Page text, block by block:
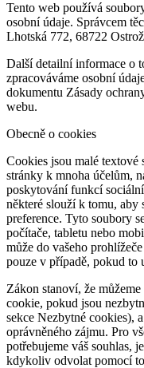
Tento web používá
osobní údaje. Správcem
Lhotská 772, 68722
Další detailní informace o
zpracováváme osobní
dokumentu Zásady
webu.
Obecně o cookies
Cookies jsou malé
stránky k mnoha účelům,
poskytování funkcí
některé slouží k tomu, aby
preference. Tyto soubory
počítače, tabletu nebo
může do vašeho
pouze v případě, pokud to
Zákon stanoví, že
cookie, pokud jsou
sekce Nezbytné cookies),
oprávněného zájmu. Pro
potřebujeme váš souhlas,
kdykoliv odvolat pomocí